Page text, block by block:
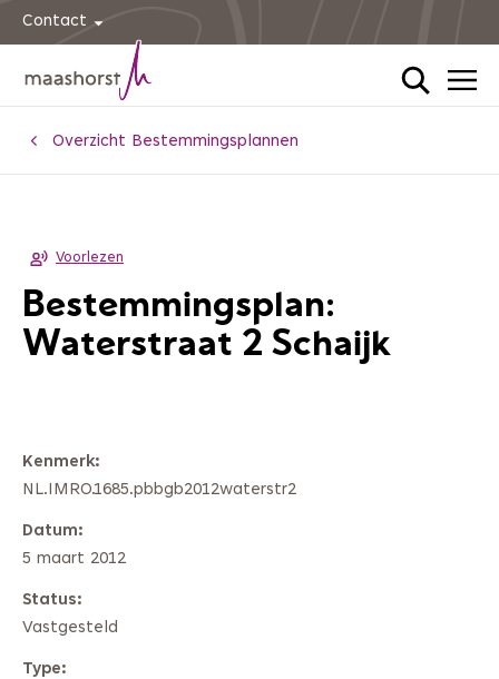
Contact
HomeOverzicht Bestemmingsplannen
Voorlezen
Bestemmingsplan:
Waterstraat 2 Schaijk
Kenmerk
NL.IMRO.1685.pbbgb2012waterstr2
Datum
5 maart 2012
Status
Vastgesteld
Type